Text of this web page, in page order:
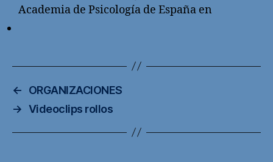
Academia de Psicología de España en
←
ORGANIZACIONES
→ Videoclips rollos